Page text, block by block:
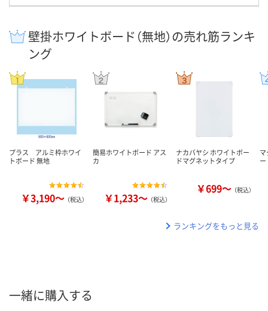
壁掛ホワイトボード（無地）の売れ筋ランキ
ング
プラス アルミ枠ホワイ
トボード 無地
￥3,190～ （税込）
簡易ホワイトボード アス
カ
￥1,233～ （税込）
ナカバヤシ ホワイトボー
ドマグネットタイプ
￥699～ （税込）
ー
ランキングをもっと見る
一緒に購入する